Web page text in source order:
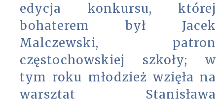
edycja konkursu, której
bohaterem był Jacek
Malczewski, patron
częstochowskiej szkoły; w
tym roku młodzież wzięła na
warsztat Stanisława